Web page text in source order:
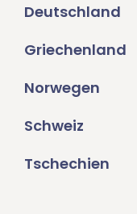
Deutschland
Griechenland
Norwegen
Schweiz
Tschechien